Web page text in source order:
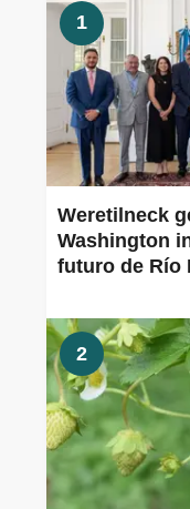
1
Weretilneck
Washington
futuro de Río
2